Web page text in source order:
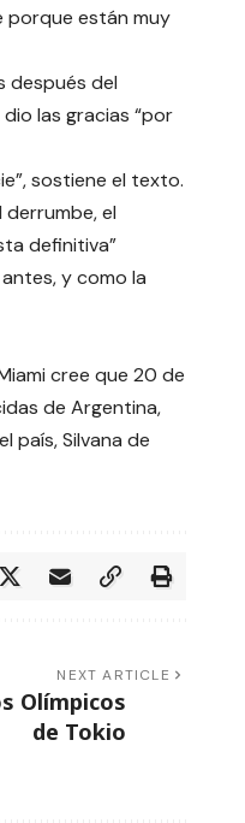
porque están muy
después del
las gracias “por
sostiene el texto.
el
definitiva”
y como la
cree que 20 de
de Argentina,
país, Silvana de
NEXT ARTICLE
Olímpicos
de Tokio